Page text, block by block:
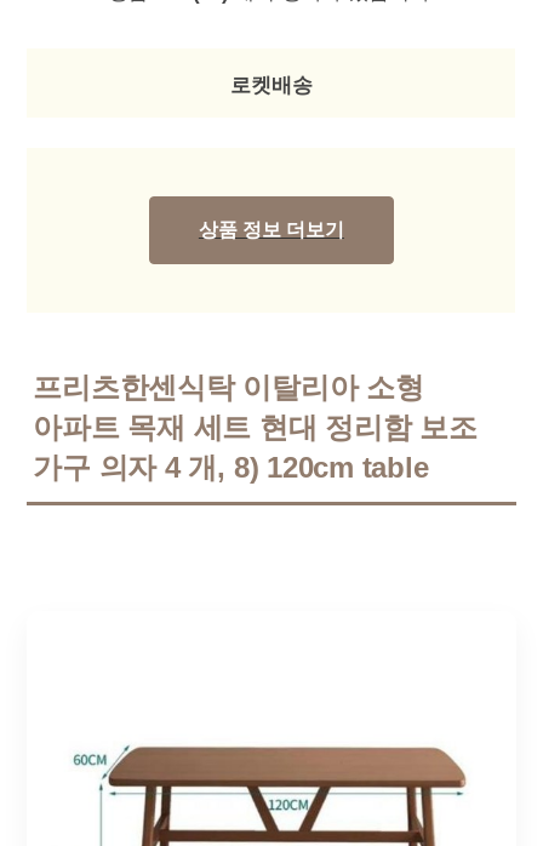
로켓배송
상품 정보 더보기
프리츠한센식탁 이탈리아 소형
아파트 목재 세트 현대 정리함 보조
가구 의자 4 개, 8) 120cm table